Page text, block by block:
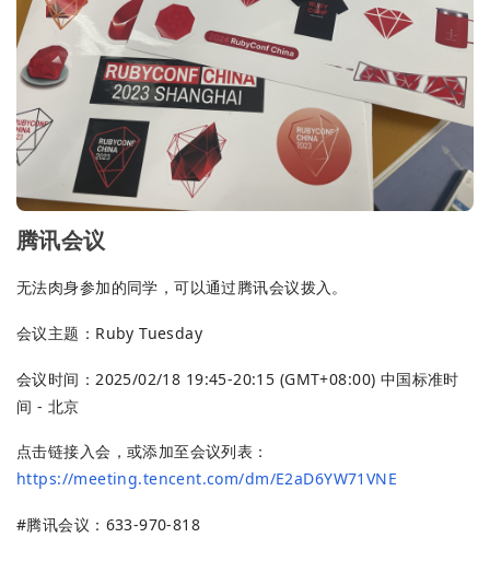
腾讯会议
无法肉身参加的同学，可以通过腾讯会议拨入。
会议主题：Ruby Tuesday
会议时间：2025/02/18 19:45-20:15 (GMT+08:00) 中国标准时
间 - 北京
点击链接入会，或添加至会议列表：
https://meeting.tencent.com/dm/E2aD6YW71VNE
#腾讯会议：633-970-818